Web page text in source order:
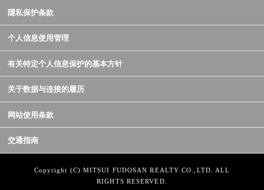
隱私保护条款
个人信息使用管理
有关特定个人信息保护的基本方针
关于数据与连接的履历
网站使用条款
交通指南
Copyright (C) MITSUI FUDOSAN REALTY CO.,LTD. ALL
RIGHTS RESERVED.